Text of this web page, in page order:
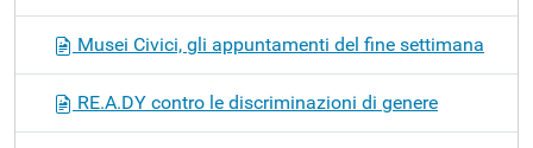
Musei Civici, gli appuntamenti del fine settimana
RE.A.DY contro le discriminazioni di genere